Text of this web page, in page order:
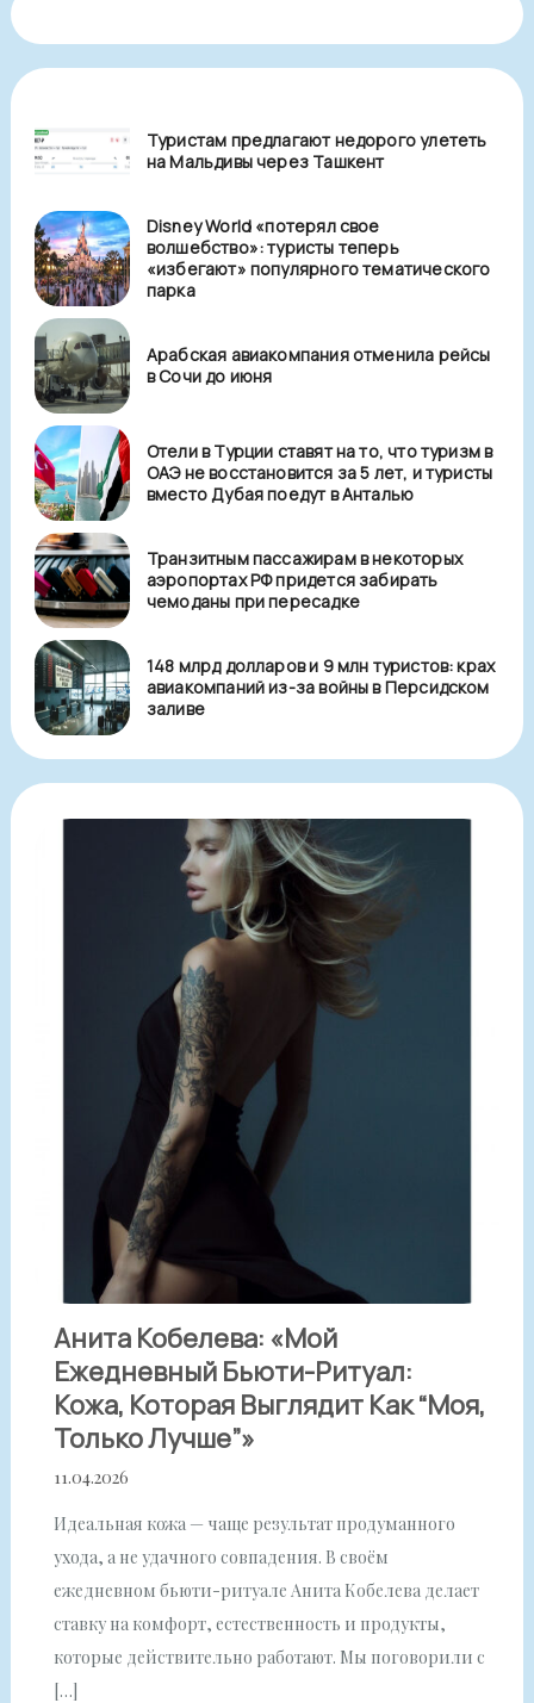
Туристам предлагают недорого улететь
на Мальдивы через Ташкент
Disney World «потерял свое
волшебство»: туристы теперь
«избегают» популярного тематического
парка
Арабская авиакомпания отменила рейсы
в Сочи до июня
Отели в Турции ставят на то, что туризм в
ОАЭ не восстановится за 5 лет, и туристы
вместо Дубая поедут в Анталью
Транзитным пассажирам в некоторых
аэропортах РФ придется забирать
чемоданы при пересадке
148 млрд долларов и 9 млн туристов: крах
авиакомпаний из-за войны в Персидском
заливе
Анита Кобелева: «Мой
Ежедневный Бьюти-Ритуал:
Кожа, Которая Выглядит Как “моя,
Только Лучше”»
11.04.2026
Идеальная кожа — чаще результат продуманного
ухода, а не удачного совпадения. В своём
ежедневном бьюти-ритуале Анита Кобелева делает
ставку на комфорт, естественность и продукты,
которые действительно работают. Мы поговорили с
[…]